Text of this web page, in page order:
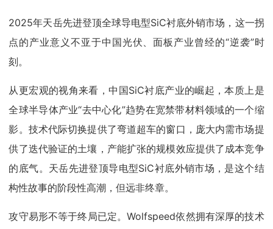
2025年天岳先进登顶全球导电型SiC衬底外销市场，这一拐
点的产业意义不亚于中国光伏、面板产业曾经的“逆袭”时
刻。
从更宏观的视角来看，中国SiC衬底产业的崛起，本质上是
全球半导体产业“去中心化”趋势在宽禁带材料领域的一个缩
影。技术代际切换提供了弯道超车的窗口，庞大内需市场提
供了迭代验证的土壤，产能扩张的规模效应提供了成本竞争
的底气。天岳先进登顶导电型SiC衬底外销市场，是这个结
构性故事的阶段性高潮，但远非终章。
攻守易形不等于终局已定。Wolfspeed依然拥有深厚的技术